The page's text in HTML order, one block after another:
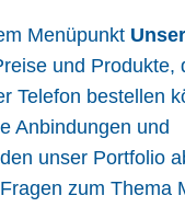
Menüpunkt Unser
und Produkte,
Telefon bestellen
Anbindungen und
unser Portfolio
zum Thema